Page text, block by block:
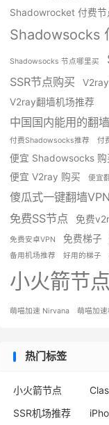
Shadowrocket 付费节
Shadowsocks
Shadowsocks 节点哪里买
SSR节点购买
V2ray翻墙机场推荐
中国国内能用的翻
付费Shadowsocks推荐 付
便宜 Shadowsocks 购
便宜 V2ray 购买 便宜
傻瓜式一键翻墙
免费SS节点
免费
免费安卓VPN 免费梯子
备用机场推荐 好用的梯子
小火箭节点
萌喵加速 Nirvana 萌喵加速
热门标签
小火箭节点
SSR机场推荐